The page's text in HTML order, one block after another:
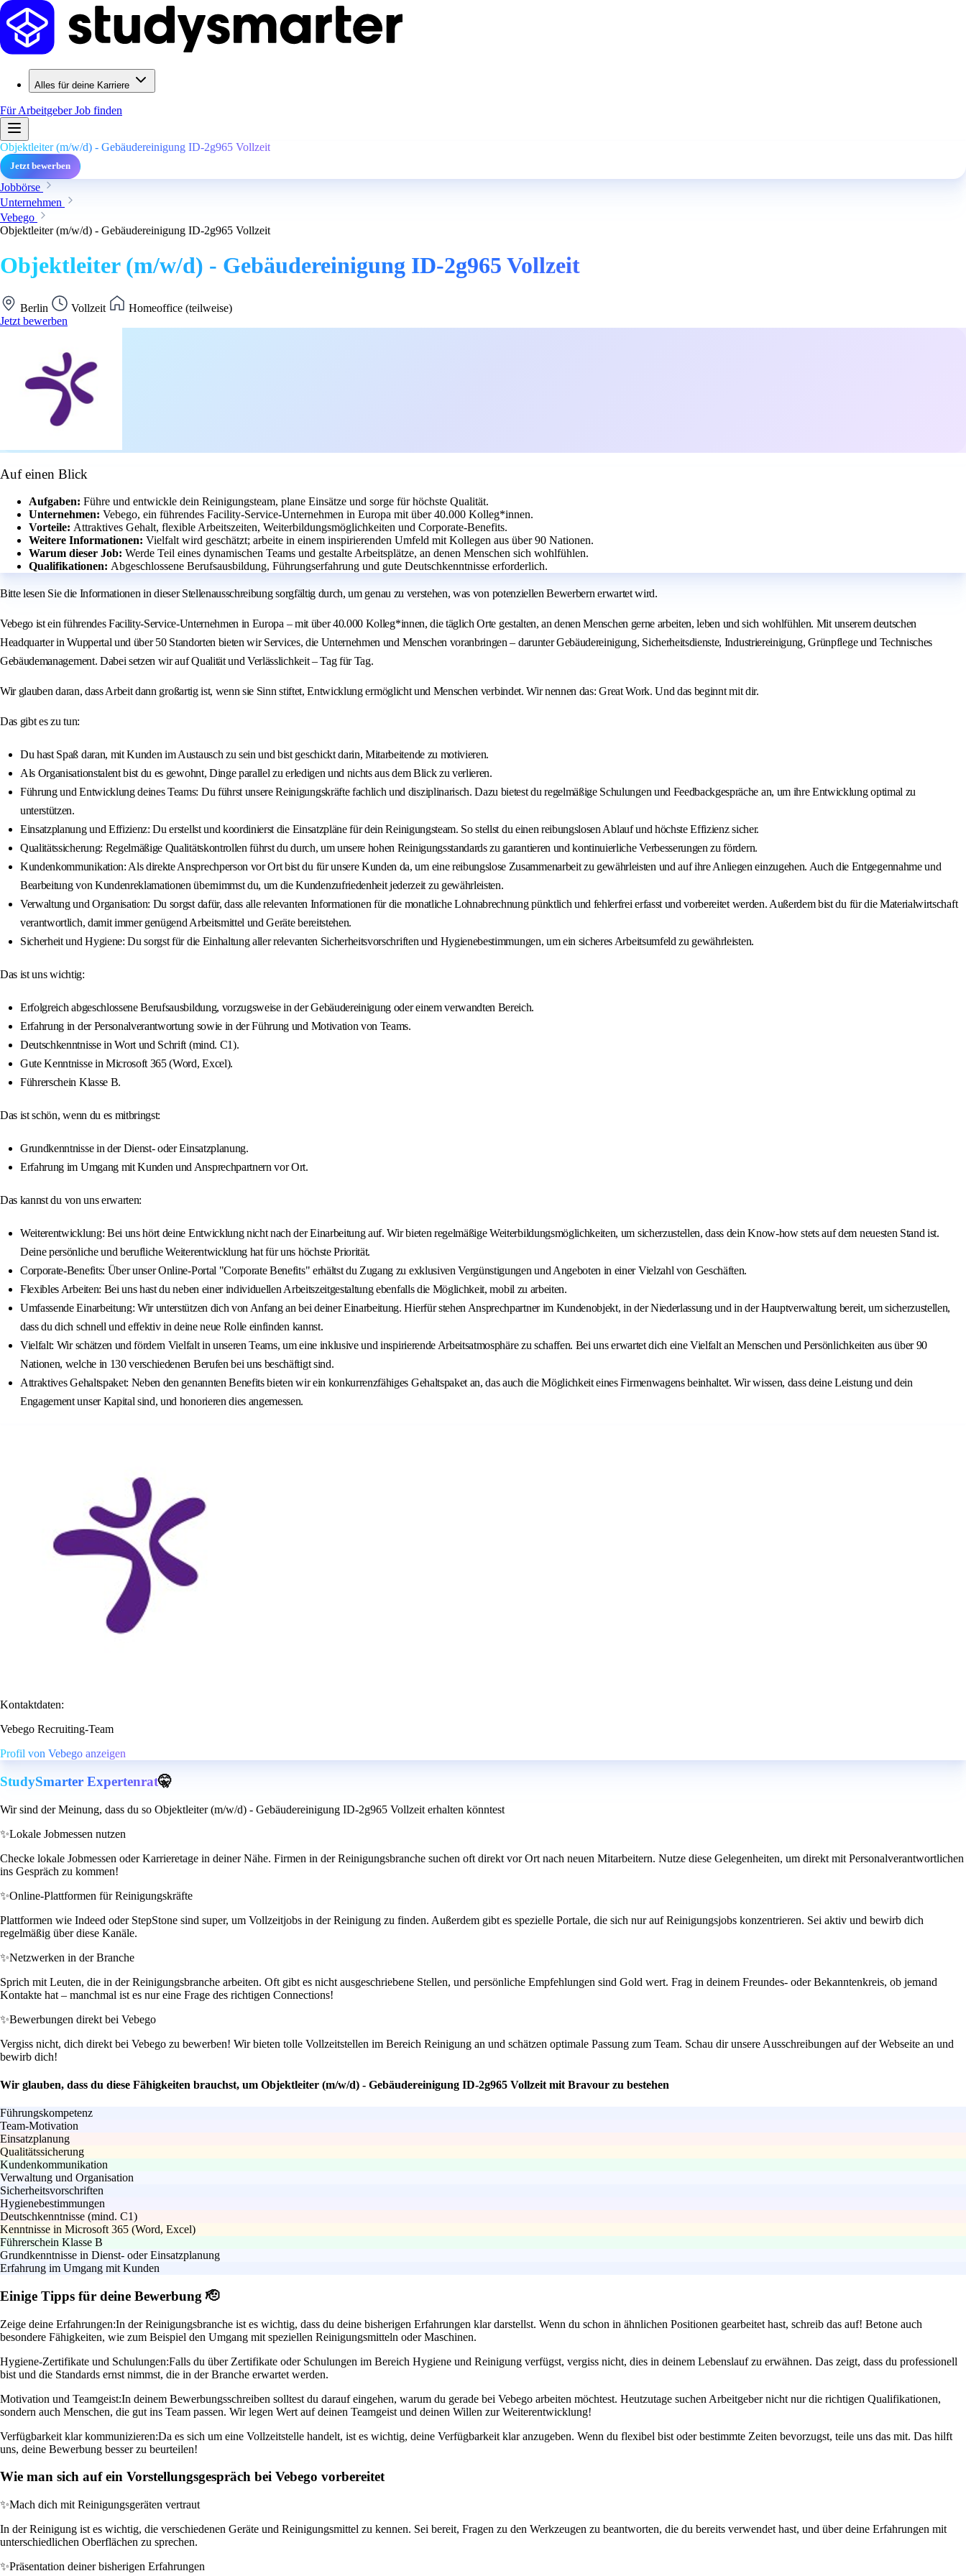
Alles für deine Karriere
Für ArbeitgeberJob finden
Objektleiter (m/w/d) - Gebäudereinigung ID-2g965 Vollzeit
Jetzt bewerben
Jobbörse
Unternehmen
Vebego
Objektleiter (m/w/d) - Gebäudereinigung ID-2g965 Vollzeit
Objektleiter (m/w/d) - Gebäudereinigung ID-2g965 Vollzeit
Berlin Vollzeit
Homeoffice (teilweise)
Jetzt bewerben
Auf einen Blick
Aufgaben: Führe und entwickle dein Reinigungsteam, plane Einsätze und sorge für höchste Qualität.
Unternehmen: Vebego, ein führendes Facility-Service-Unternehmen in Europa mit über 40.000 Kolleg*innen.
Vorteile: Attraktives Gehalt, flexible Arbeitszeiten, Weiterbildungsmöglichkeiten und Corporate-Benefits.
Weitere Informationen: Vielfalt wird geschätzt; arbeite in einem inspirierenden Umfeld mit Kollegen aus über 90 Nationen.
Warum dieser Job: Werde Teil eines dynamischen Teams und gestalte Arbeitsplätze, an denen Menschen sich wohlfühlen.
Qualifikationen: Abgeschlossene Berufsausbildung, Führungserfahrung und gute Deutschkenntnisse erforderlich.
Bitte lesen Sie die Informationen in dieser Stellenausschreibung sorgfältig durch, um genau zu verstehen, was von potenziellen Bewerbern erwartet wird.
Vebego ist ein führendes Facility-Service-Unternehmen in Europa – mit über 40.000 Kolleg*innen, die täglich Orte gestalten, an denen Menschen gerne arbeiten, leben und sich wohlfühlen. Mit unserem deutschen
Headquarter in Wuppertal und über 50 Standorten bieten wir Services, die Unternehmen und Menschen voranbringen – darunter Gebäudereinigung, Sicherheitsdienste, Industriereinigung, Grünpflege und Technisches
Gebäudemanagement. Dabei setzen wir auf Qualität und Verlässlichkeit – Tag für Tag.
Wir glauben daran, dass Arbeit dann großartig ist, wenn sie Sinn stiftet, Entwicklung ermöglicht und Menschen verbindet. Wir nennen das: Great Work. Und das beginnt mit dir.
Das gibt es zu tun:
Du hast Spaß daran, mit Kunden im Austausch zu sein und bist geschickt darin, Mitarbeitende zu motivieren.
Als Organisationstalent bist du es gewohnt, Dinge parallel zu erledigen und nichts aus dem Blick zu verlieren.
Führung und Entwicklung deines Teams: Du führst unsere Reinigungskräfte fachlich und disziplinarisch. Dazu bietest du regelmäßige Schulungen und Feedbackgespräche an, um ihre Entwicklung optimal zu
unterstützen.
Einsatzplanung und Effizienz: Du erstellst und koordinierst die Einsatzpläne für dein Reinigungsteam. So stellst du einen reibungslosen Ablauf und höchste Effizienz sicher.
Qualitätssicherung: Regelmäßige Qualitätskontrollen führst du durch, um unsere hohen Reinigungsstandards zu garantieren und kontinuierliche Verbesserungen zu fördern.
Kundenkommunikation: Als direkte Ansprechperson vor Ort bist du für unsere Kunden da, um eine reibungslose Zusammenarbeit zu gewährleisten und auf ihre Anliegen einzugehen. Auch die Entgegennahme und
Bearbeitung von Kundenreklamationen übernimmst du, um die Kundenzufriedenheit jederzeit zu gewährleisten.
Verwaltung und Organisation: Du sorgst dafür, dass alle relevanten Informationen für die monatliche Lohnabrechnung pünktlich und fehlerfrei erfasst und vorbereitet werden. Außerdem bist du für die Materialwirtschaft
verantwortlich, damit immer genügend Arbeitsmittel und Geräte bereitstehen.
Sicherheit und Hygiene: Du sorgst für die Einhaltung aller relevanten Sicherheitsvorschriften und Hygienebestimmungen, um ein sicheres Arbeitsumfeld zu gewährleisten.
Das ist uns wichtig:
Erfolgreich abgeschlossene Berufsausbildung, vorzugsweise in der Gebäudereinigung oder einem verwandten Bereich.
Erfahrung in der Personalverantwortung sowie in der Führung und Motivation von Teams.
Deutschkenntnisse in Wort und Schrift (mind. C1).
Gute Kenntnisse in Microsoft 365 (Word, Excel).
Führerschein Klasse B.
Das ist schön, wenn du es mitbringst:
Grundkenntnisse in der Dienst- oder Einsatzplanung.
Erfahrung im Umgang mit Kunden und Ansprechpartnern vor Ort.
Das kannst du von uns erwarten:
Weiterentwicklung: Bei uns hört deine Entwicklung nicht nach der Einarbeitung auf. Wir bieten regelmäßige Weiterbildungsmöglichkeiten, um sicherzustellen, dass dein Know-how stets auf dem neuesten Stand ist.
Deine persönliche und berufliche Weiterentwicklung hat für uns höchste Priorität.
Corporate-Benefits: Über unser Online-Portal "Corporate Benefits" erhältst du Zugang zu exklusiven Vergünstigungen und Angeboten in einer Vielzahl von Geschäften.
Flexibles Arbeiten: Bei uns hast du neben einer individuellen Arbeitszeitgestaltung ebenfalls die Möglichkeit, mobil zu arbeiten.
Umfassende Einarbeitung: Wir unterstützen dich von Anfang an bei deiner Einarbeitung. Hierfür stehen Ansprechpartner im Kundenobjekt, in der Niederlassung und in der Hauptverwaltung bereit, um sicherzustellen,
dass du dich schnell und effektiv in deine neue Rolle einfinden kannst.
Vielfalt: Wir schätzen und fördern Vielfalt in unseren Teams, um eine inklusive und inspirierende Arbeitsatmosphäre zu schaffen. Bei uns erwartet dich eine Vielfalt an Menschen und Persönlichkeiten aus über 90
Nationen, welche in 130 verschiedenen Berufen bei uns beschäftigt sind.
Attraktives Gehaltspaket: Neben den genannten Benefits bieten wir ein konkurrenzfähiges Gehaltspaket an, das auch die Möglichkeit eines Firmenwagens beinhaltet. Wir wissen, dass deine Leistung und dein
Engagement unser Kapital sind, und honorieren dies angemessen.
Kontaktdaten:
Vebego Recruiting-Team
Profil von Vebego anzeigen
StudySmarter Expertenrat🤫
Wir sind der Meinung, dass du so Objektleiter (m/w/d) - Gebäudereinigung ID-2g965 Vollzeit erhalten könntest
✨Lokale Jobmessen nutzen
Checke lokale Jobmessen oder Karrieretage in deiner Nähe. Firmen in der Reinigungsbranche suchen oft direkt vor Ort nach neuen Mitarbeitern. Nutze diese Gelegenheiten, um direkt mit Personalverantwortlichen
ins Gespräch zu kommen!
✨Online-Plattformen für Reinigungskräfte
Plattformen wie Indeed oder StepStone sind super, um Vollzeitjobs in der Reinigung zu finden. Außerdem gibt es spezielle Portale, die sich nur auf Reinigungsjobs konzentrieren. Sei aktiv und bewirb dich
regelmäßig über diese Kanäle.
✨Netzwerken in der Branche
Sprich mit Leuten, die in der Reinigungsbranche arbeiten. Oft gibt es nicht ausgeschriebene Stellen, und persönliche Empfehlungen sind Gold wert. Frag in deinem Freundes- oder Bekanntenkreis, ob jemand
Kontakte hat – manchmal ist es nur eine Frage des richtigen Connections!
✨Bewerbungen direkt bei Vebego
Vergiss nicht, dich direkt bei Vebego zu bewerben! Wir bieten tolle Vollzeitstellen im Bereich Reinigung an und schätzen optimale Passung zum Team. Schau dir unsere Ausschreibungen auf der Webseite an und
bewirb dich!
Wir glauben, dass du diese Fähigkeiten brauchst, um Objektleiter (m/w/d) - Gebäudereinigung ID-2g965 Vollzeit mit Bravour zu bestehen
Führungskompetenz
Team-Motivation
Einsatzplanung
Qualitätssicherung
Kundenkommunikation
Verwaltung und Organisation
Sicherheitsvorschriften
Hygienebestimmungen
Deutschkenntnisse (mind. C1)
Kenntnisse in Microsoft 365 (Word, Excel)
Führerschein Klasse B
Grundkenntnisse in Dienst- oder Einsatzplanung
Erfahrung im Umgang mit Kunden
Einige Tipps für deine Bewerbung 🫡
Zeige deine Erfahrungen:In der Reinigungsbranche ist es wichtig, dass du deine bisherigen Erfahrungen klar darstellst. Wenn du schon in ähnlichen Positionen gearbeitet hast, schreib das auf! Betone auch
besondere Fähigkeiten, wie zum Beispiel den Umgang mit speziellen Reinigungsmitteln oder Maschinen.
Hygiene-Zertifikate und Schulungen:Falls du über Zertifikate oder Schulungen im Bereich Hygiene und Reinigung verfügst, vergiss nicht, dies in deinem Lebenslauf zu erwähnen. Das zeigt, dass du professionell
bist und die Standards ernst nimmst, die in der Branche erwartet werden.
Motivation und Teamgeist:In deinem Bewerbungsschreiben solltest du darauf eingehen, warum du gerade bei Vebego arbeiten möchtest. Heutzutage suchen Arbeitgeber nicht nur die richtigen Qualifikationen,
sondern auch Menschen, die gut ins Team passen. Wir legen Wert auf deinen Teamgeist und deinen Willen zur Weiterentwicklung!
Verfügbarkeit klar kommunizieren:Da es sich um eine Vollzeitstelle handelt, ist es wichtig, deine Verfügbarkeit klar anzugeben. Wenn du flexibel bist oder bestimmte Zeiten bevorzugst, teile uns das mit. Das hilft
uns, deine Bewerbung besser zu beurteilen!
Wie man sich auf ein Vorstellungsgespräch bei Vebego vorbereitet
✨Mach dich mit Reinigungsgeräten vertraut
In der Reinigung ist es wichtig, die verschiedenen Geräte und Reinigungsmittel zu kennen. Sei bereit, Fragen zu den Werkzeugen zu beantworten, die du bereits verwendet hast, und über deine Erfahrungen mit
unterschiedlichen Oberflächen zu sprechen.
✨Präsentation deiner bisherigen Erfahrungen